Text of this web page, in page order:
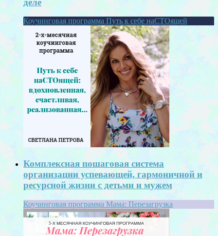
Коучинговая программа Путь к себе наСТОящей
Комплексная пошаговая система
организации успевающей, гармоничной и
ресурсной жизни с детьми и мужем
Коучинговая программа Мама: Перезагрузка